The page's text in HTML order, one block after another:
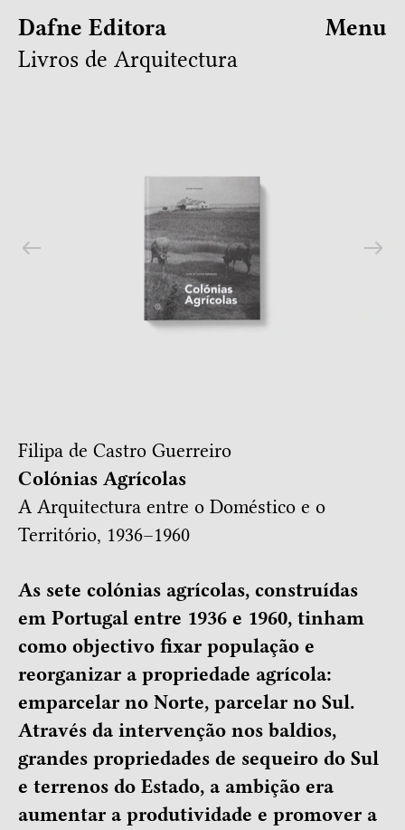
Dafne Editora
Livros de Arquitectura
Menu
Filipa de Castro Guerreiro
Colónias Agrícolas
A Arquitectura entre o Doméstico e o
Território, 1936–1960
As sete colónias agrícolas, construídas
em Portugal entre 1936 e 1960, tinham
como objectivo fixar população e
reorganizar a propriedade agrícola:
emparcelar no Norte, parcelar no Sul.
Através da intervenção nos baldios,
grandes propriedades de sequeiro do Sul
e terrenos do Estado, a ambição era
aumentar a produtividade e promover a